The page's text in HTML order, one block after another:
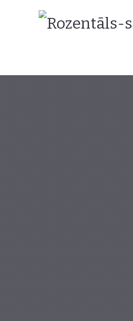
Rozentāls-
ry.